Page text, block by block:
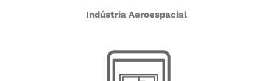
Indústria Aeroespacial